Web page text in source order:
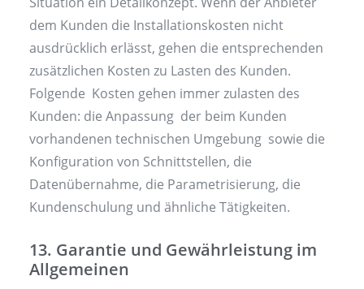
dem Kunden die Installationskosten nicht
ausdrücklich erlässt, gehen die entsprechenden
zusätzlichen Kosten zu Lasten des Kunden.
Folgende Kosten gehen immer zulasten des
Kunden: die Anpassung der beim Kunden
vorhandenen technischen Umgebung sowie die
Konfiguration von Schnittstellen, die
Datenübernahme, die Parametrisierung, die
Kundenschulung und ähnliche Tätigkeiten.
13. Garantie und Gewährleistung im
Allgemeinen